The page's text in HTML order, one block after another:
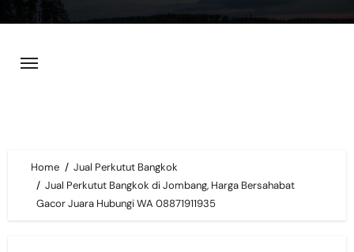
content
Home
Jual Perkutut Bangkok
Jual Perkutut Bangkok di Jombang, Harga Bersahabat
Gacor Juara Hubungi WA 08871911935